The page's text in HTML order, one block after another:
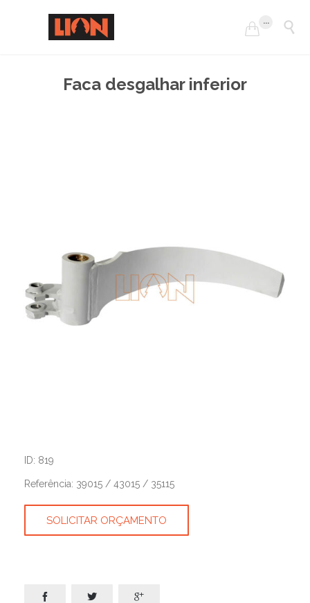

... 
Faca desgalhar inferior
ID: 819
Referência: 39015 / 43015 / 35115
SOLICITAR ORÇAMENTO
  